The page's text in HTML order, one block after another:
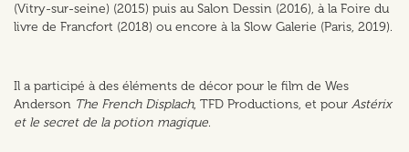
(Vitry-sur-seine) (2015) puis au Salon Dessin (2016), à la Foire du
livre de Francfort (2018) ou encore à la Slow Galerie (Paris, 2019).
Il a participé à des éléments de décor pour le film de Wes
Anderson The French Displach, TFD Productions, et pour Astérix
et le secret de la potion magique.